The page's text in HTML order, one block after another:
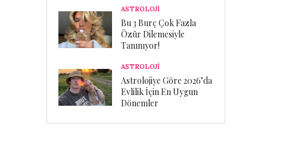
ASTROLOJİ
Bu 3 Burç Çok Fazla
Özür Dilemesiyle
Tanınıyor!
ASTROLOJİ
Astrolojiye Göre 2026’da
Evlilik İçin En Uygun
Dönemler